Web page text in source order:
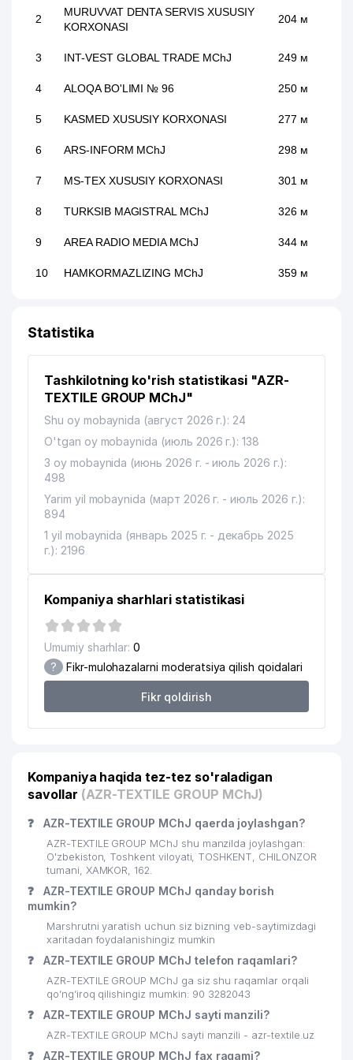
2
MURUVVAT DENTA SERVIS XUSUSIY
KORXONASI
204 м
3 INT-VEST GLOBAL TRADE MChJ 249 м
4 ALOQA BO'LIMI № 96 250 м
5 KASMED XUSUSIY KORXONASI 277 м
6 ARS-INFORM MChJ 298 м
7 MS-TEX XUSUSIY KORXONASI 301 м
8 TURKSIB MAGISTRAL MChJ 326 м
9 AREA RADIO MEDIA MChJ 344 м
10 HAMKORMAZLIZING MChJ 359 м
HELMSMAN QUALITY &
13
AGROBANK ATB TOSHKENT SHAHAR
14 HAPPY TOUR MChJ
15 GROUNDBIZNES MAKING QK MChJ 376 м
16 MAGNUM MEDIKAL SERVIS MChJ 377 м
17 BILAG'ON-DONO MChJ 381 м
18
VILOYATI FILIALI
386 м
BALTIC CENTER MChJ
20
ZAKHAREVICH - WEDDING OILAVIY
KORXONASI
21
24 SIFAT-BIZNES-SAVDO MChJ
DOKTOR PROFI MChJ 506 м
27 ORTO-MODA MChJ
28
KATTA TANAFFUS NODAVLAT TA'LIM
29 DOKTOR-SERVIS MChJ
ASIA ENERGOMERA MChJ 596 м
31 KASIMOV HOLDING MChJ
32 FOTON MEDICAL QUALITY XK MChJ 635 м
Statistika
Tashkilotning ko'rish statistikasi "AZR-
TEXTILE GROUP MChJ"
Shu oy mobaynida (август 2026 г.): 24
O'tgan oy mobaynida (июль 2026 г.): 138
3 oy mobaynida (июнь 2026 г. - июль 2026 г.):
498
Yarim yil mobaynida (март 2026 г. - июль 2026 г.):
894
1 yil mobaynida (январь 2025 г. - декабрь 2025
г.): 2196
Kompaniya sharhlari statistikasi
Umumiy sharhlar: 0
? Fikr-mulohazalarni moderatsiya qilish qoidalari
Fikr qoldirish
Kompaniya haqida tez-tez so'raladigan
savollar (AZR-TEXTILE GROUP MChJ)
❓ AZR-TEXTILE GROUP MChJ qaerda joylashgan?
AZR-TEXTILE GROUP MChJ shu manzilda joylashgan:
O'zbekiston, Toshkent viloyati, TOSHKENT, CHILONZOR
tumani, XAMKOR, 162.
❓
AZR-TEXTILE GROUP MChJ qanday borish
mumkin?
Marshrutni yaratish uchun siz bizning veb-saytimizdagi
xaritadan foydalanishingiz mumkin
❓ AZR-TEXTILE GROUP MChJ telefon raqamlari?
AZR-TEXTILE GROUP MChJ ga siz shu raqamlar orqali
qo’ng’iroq qilishingiz mumkin: 90 3282043
❓ AZR-TEXTILE GROUP MChJ sayti manzili?
AZR-TEXTILE GROUP MChJ sayti manzili - azr-textile.uz
❓ AZR-TEXTILE GROUP MChJ fax raqami?